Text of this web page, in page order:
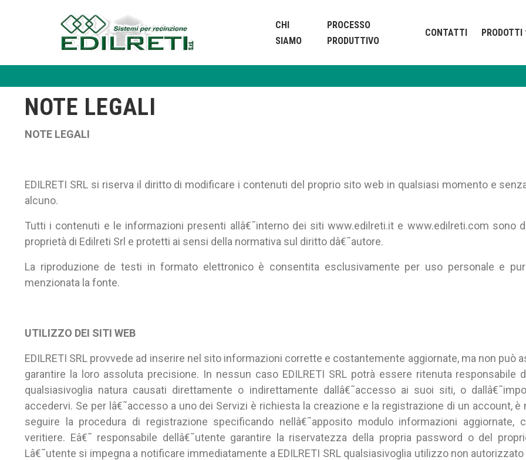
CHI
SIAMO
PROCESSO
PRODUTTIVO
CONTATTI PRODOTTI
NOTE LEGALI
NOTE LEGALI
EDILRETI SRL si riserva il diritto di modificare i contenuti del proprio sito web in qualsiasi momento e
alcuno.
Tutti i contenuti e le informazioni presenti allâ€˜interno dei siti www.edilreti.it e www.edilreti.com sono
proprietà di Edilreti Srl e protetti ai sensi della normativa sul diritto dâ€˜autore.
La riproduzione de testi in formato elettronico è consentita esclusivamente per uso personale e
menzionata la fonte.
UTILIZZO DEI SITI WEB
EDILRETI SRL provvede ad inserire nel sito informazioni corrette e costantemente aggiornate, ma non può
garantire la loro assoluta precisione. In nessun caso EDILRETI SRL potrà essere ritenuta responsabile
qualsiasivoglia natura causati direttamente o indirettamente dallâ€˜accesso ai suoi siti, o
accedervi. Se per lâ€˜accesso a uno dei Servizi è richiesta la creazione e la registrazione di un account, è
seguire la procedura di registrazione specificando nellâ€˜apposito modulo informazioni aggiornate,
veritiere. Eâ€˜ responsabile dellâ€˜utente garantire la riservatezza della propria password o del
Lâ€˜utente si impegna a notificare immediatamente a EDILRETI SRL qualsiasivoglia utilizzo non